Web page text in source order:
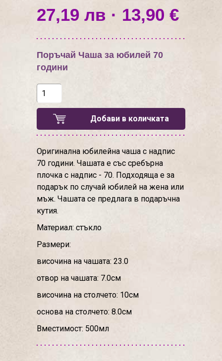
27,19 лв · 13,90 €
Поръчай Чаша за юбилей 70
години
Добави в количката
Оригинална юбилейна чаша с надпис
70 години. Чашата е със сребърна
плочка с надпис - 70. Подходяща е за
подарък по случай юбилей на жена или
мъж. Чашата се предлага в подаръчна
кутия.
Материал: стъкло
Размери:
височина на чашата: 23.0
отвор на чашата: 7.0см
височина на столчето: 10см
основа на столчето: 8.0см
Вместимост: 500мл